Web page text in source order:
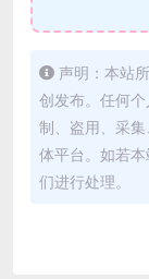
声明：本站
创发布。任何
制、盗用、采
体平台。如若
们进行处理。